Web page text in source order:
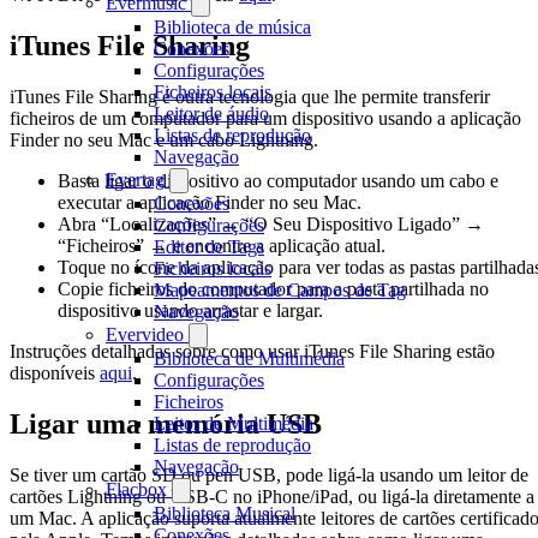
Biblioteca de música
Conexões
Configurações
Ficheiros locais
Leitor de áudio
Listas de reprodução
Navegação
Evertag
Conexões
Configurações
Editor de Tags
Ficheiros locais
Mapeamentos de Campos de Tag
Navegação
Evervideo
Biblioteca de Multimédia
Configurações
Ficheiros
Leitor de Multimédia
Listas de reprodução
Navegação
Flacbox
Biblioteca Musical
iTunes File Sharing
iTunes File Sharing é outra tecnologia que lhe permite transferir
ficheiros de um computador para um dispositivo usando a aplicação
Finder no seu Mac e um cabo Lightning.
Basta ligar o dispositivo ao computador usando um cabo e
executar a aplicação Finder no seu Mac.
Abra “Localizações” → “O Seu Dispositivo Ligado” →
“Ficheiros” → e encontre a aplicação atual.
Toque no ícone da aplicação para ver todas as pastas
Copie ficheiros do computador para a pasta partilhada no
dispositivo usando arrastar e largar.
Instruções detalhadas sobre como usar iTunes File Sharing estão
disponíveis aqui.
Ligar uma memória USB
Se tiver um cartão SD ou pen USB, pode ligá-la usando um leitor de
cartões Lightning ou USB-C no iPhone/iPad, ou ligá-la diretamente a
um Mac. A aplicação suporta atualmente leitores de cartões